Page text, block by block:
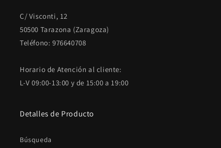
C/ Visconti, 12
50500 Tarazona (Zaragoza)
Teléfono: 976640708
Horario de Atención al cliente:
L-V 09:00-13:00 y de 15:00 a 19:00
Detalles de Producto
Búsqueda